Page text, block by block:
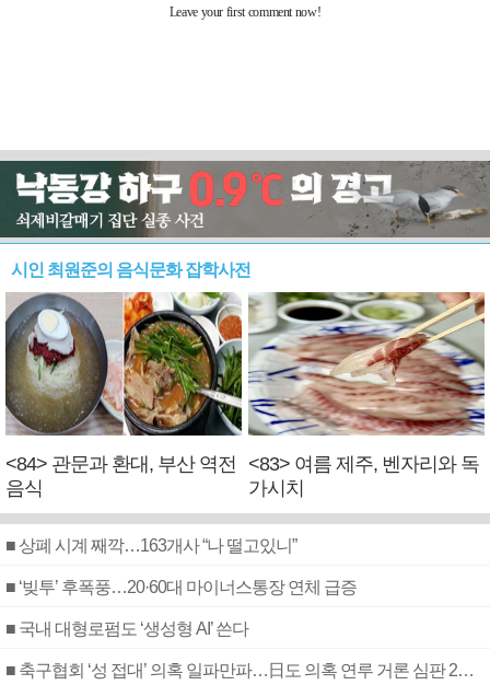
시인 최원준의 음식문화 잡학사전
<84> 관문과 환대, 부산 역전
음식
<83> 여름 제주, 벤자리와 독
가시치
■ 상폐 시계 째깍…163개사 “나 떨고있니”
■ ‘빚투’ 후폭풍…20·60대 마이너스통장 연체 급증
■ 국내 대형로펌도 ‘생성형 AI’ 쓴다
■ 축구협회 ‘성 접대’ 의혹 일파만파…日도 의혹 연루 거론 심판 2명 조사